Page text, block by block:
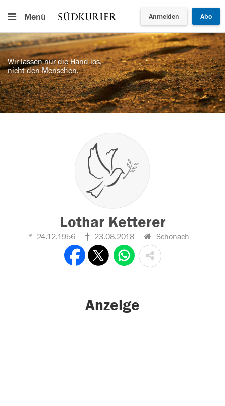
Menü Anmelden Abo
Wir lassen nur die Hand los,
nicht den Menschen.
Lothar Ketterer
24.12.1956 23.08.2018 Schonach
Anzeige